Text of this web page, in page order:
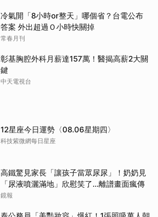
冷氣開「8小時or整天」哪個省？台電公布
答案 外出超過Ｏ小時快關掉
常春月刊
彰基胸腔外科月薪達157萬！醫揭高薪2大關
鍵
中天電視台
12星座今日運勢〈08.06星期四〉
科技紫微網每日星座
高鐵驚見家長「讓孩子當眾尿尿」！奶奶見
「尿液噴灑滿地」欣慰笑了…離譜畫面瘋傳
鏡報